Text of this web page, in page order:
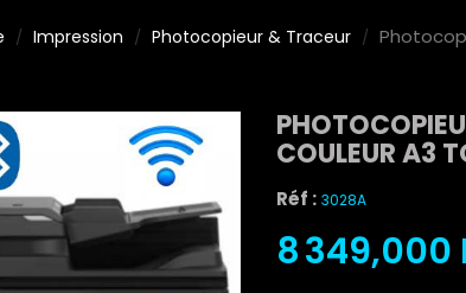
Impression Photocopieur & Traceur
COULEUR A3
Réf : 3028A
8 349,000